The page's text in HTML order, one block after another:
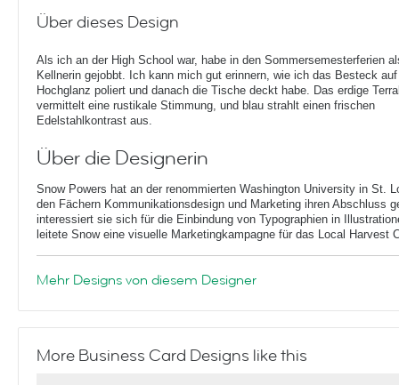
Über dieses Design
Als ich an der High School war, habe in den Sommersemesterferien
Kellnerin gejobbt. Ich kann mich gut erinnern, wie ich das Besteck auf
Hochglanz poliert und danach die Tische deckt habe. Das erdige
vermittelt eine rustikale Stimmung, und blau strahlt einen frischen
Edelstahlkontrast aus.
Über die Designerin
Snow Powers hat an der renommierten Washington University in St.
den Fächern Kommunikationsdesign und Marketing ihren Abschluss
interessiert sie sich für die Einbindung von Typographien in
leitete Snow eine visuelle Marketingkampagne für das Local Harvest
Mehr Designs von diesem Designer
More Business Card Designs like this